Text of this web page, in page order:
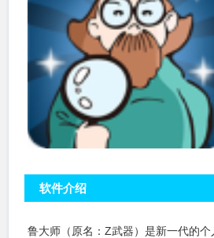
软件介绍
鲁大师（原名：Z武器）是新一代的